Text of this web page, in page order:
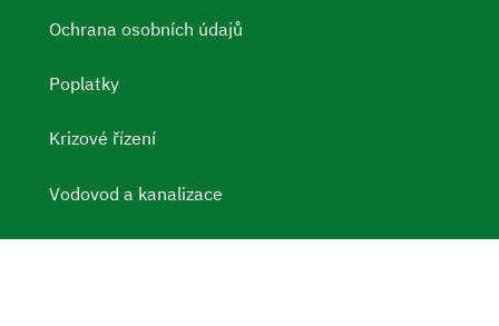
Ochrana osobních údajů
Poplatky
Krizové řízení
Vodovod a kanalizace